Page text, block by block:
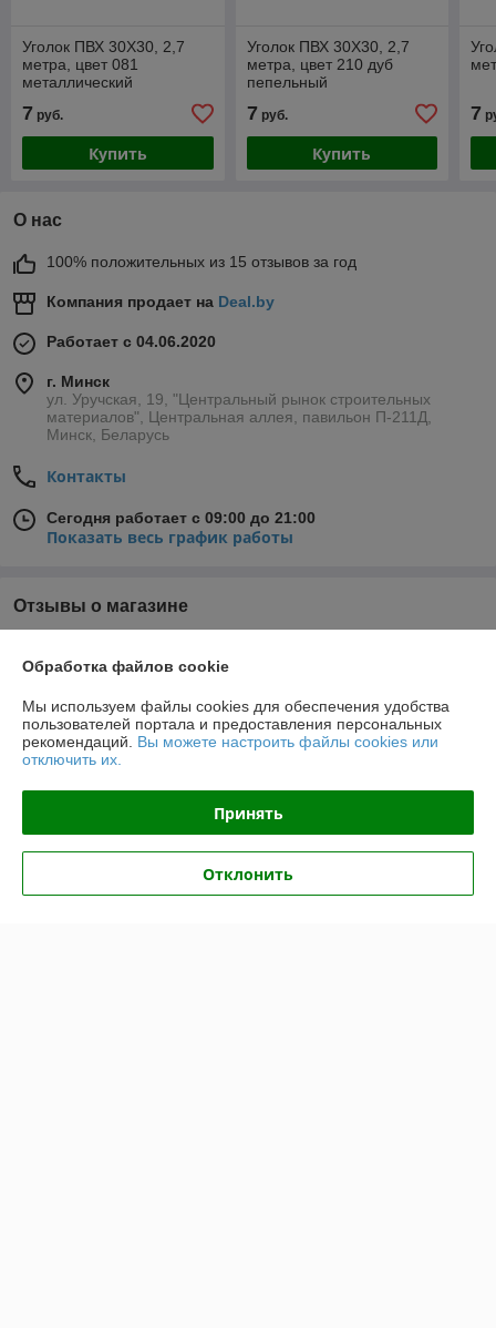
Уголок ПВХ 30Х30, 2,7
метра, цвет 081
металлический
7 руб.
Купить
Уголок ПВХ 30Х30, 2,7
метра, цвет 210 дуб
пепельный
7 руб.
Купить
7
О нас
100% положительных из 15 отзывов за год
Компания продает на Deal.by
Работает с 04.06.2020
г. Минск
ул. Уручская, 19, "Центральный рынок строительных
материалов", Центральная аллея, павильон П-211Д,
Минск, Беларусь
Контакты
Сегодня работает с 09:00 до 21:00
Показать весь график работы
Отзывы о магазине
Отлично
11.05.2026
Покупатель
Обработка файлов cookie
Мы используем файлы cookies для обеспечения удобства
пользователей портала и предоставления персональных
рекомендаций. Вы можете настроить файлы cookies или
отключить их.
Принять
Отклонить